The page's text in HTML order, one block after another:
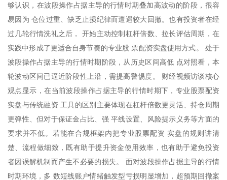
够认识，在波段操作占据主导的行情时期叠加高波动的阶段，很容
易因为 仓位过重、缺乏止损纪律而遭遇较大回撤。也有投资者在经
过几轮行情洗礼之后， 开始主动控制杠杆倍数、拉长评估周期，在
实践中形成了更适合自身节奏的专业股 票配资实盘使用方式。 处于
波段操作占据主导的行情时期阶段，从历史区间高低 点对照看，本
轮波动区间已逼近阶段性上沿，需提高警惕度。 财经视频访谈核心
观点显示，在当前波段操作占据主导的行情时期下，专业股票配资
实盘与传统融资 工具的区别主要体现在杠杆倍数更灵活、持仓周期
更弹性、但对于保证金占比、强 平线设置、风险提示义务等方面的
要求并不低。若能在合规框架内把专业股票配资 实盘的规则讲清
楚、流程做细致，既有助于提升资金使用效率，也有助于避免投资
者因误解机制而产生不必要的损失。 面对波段操作占据主导的行情
时期环境，多 数短线账户情绪触发型亏损明显增加，超预期回撤案